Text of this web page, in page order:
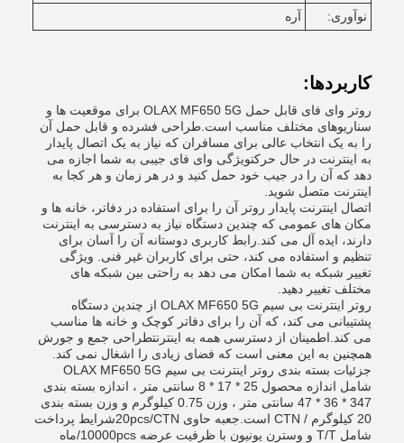
نوآوری: آره
کاربردها:
روتر وای فای قابل حمل OLAX MF650 5G برای موقعیت ها و
سناریوهای مختلف مناسب است.طراحی فشرده و قابل حمل آن
را به یک انتخاب عالی برای مسافران که نیاز به یک اتصال پایدار
به اینترنت در حال حرکتویژگی وای فای جیبی به شما اجازه می
دهد که آن را در جیب خود حمل کنید و در هر زمان و هر کجا به
اینترنت متصل شوید.
اتصال اینترنت پایدار روتر آن را برای استفاده در دفاتر، خانه ها و
مکان های عمومی که چندین دستگاه نیاز به دسترسی به اینترنت
دارند، ایده آل می کند.رابط کاربری دوستانه آن را آسان برای
تنظیم و استفاده می کند، حتی برای کاربران غیر فنی. ویژگی
تغییر شبکه به شما امکان می دهد به راحتی بین شبکه های
مختلف تغییر دهید.
روتر اینترنت بی سیم OLAX MF650 5G از چندین دستگاه
پشتیبانی می کند، که آن را برای دفاتر کوچک و خانه ها مناسب
می کند.اطمینان از دسترسی همه به اینترنتطراحی جمع و جورش
همچنین به این معنی است که فضای زیادی را اشغال نمی کند.
جزئیات بسته بندی روتر اینترنت بی سیم OLAX MF650 5G
شامل اندازه محصول 25 * 17 * 8 سانتی متر ، اندازه بسته بندی
347 * 36 * 47 سانتی متر ، وزن 0.75 کیلوگرم و وزن بسته بندی
20 کیلوگرم / CTN است.جعبه حاوی 20pcs/CTNشرایط پرداخت
شامل T/T و وسترن یونیون با ظرفیت عرضه 10000pcs/ماه